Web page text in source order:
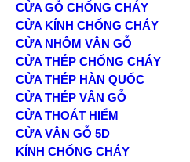
CỬA GỖ CHỐNG CHÁY
CỬA KÍNH CHỐNG CHÁY
CỬA NHÔM VÂN GỖ
CỬA THÉP CHỐNG CHÁY
CỬA THÉP HÀN QUỐC
CỬA THÉP VÂN GỖ
CỬA THOÁT HIỂM
CỬA VÂN GỖ 5D
KÍNH CHỐNG CHÁY